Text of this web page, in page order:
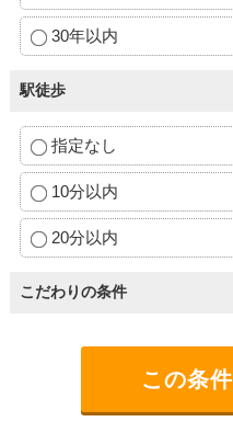
30年以内
駅徒歩
指定なし
10分以内
20分以内
こだわりの条件